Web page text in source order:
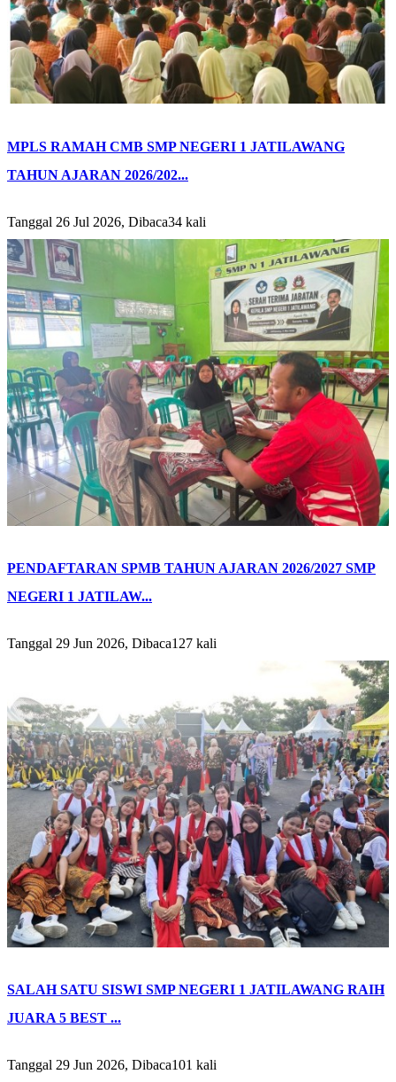
MPLS RAMAH CMB SMP NEGERI 1 JATILAWANG
TAHUN AJARAN 2026/202...
Tanggal 26 Jul 2026, Dibaca34 kali
PENDAFTARAN SPMB TAHUN AJARAN 2026/2027 SMP
NEGERI 1 JATILAW...
Tanggal 29 Jun 2026, Dibaca127 kali
SALAH SATU SISWI SMP NEGERI 1 JATILAWANG RAIH
JUARA 5 BEST ...
Tanggal 29 Jun 2026, Dibaca101 kali